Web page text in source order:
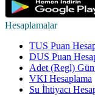
Hesaplamalar
TUS Puan
DUS Puan
Adet (Regl)
VKI Hesaplama
Su İhtiyacı